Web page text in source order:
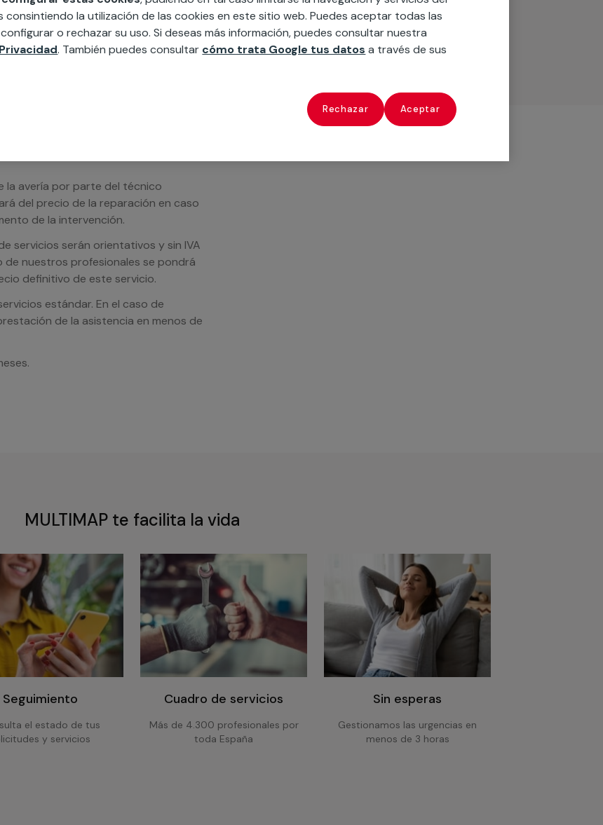
incluyendo todo lo que necesites:
etc. Cuéntanos que necesitas
la avería por parte del técnico
del precio de la reparación en caso
de la intervención.
servicios serán orientativos y sin IVA
nuestros profesionales se pondrá
definitivo de este servicio.
estándar. En el caso de
de la asistencia en menos de
MULTIMAP te facilita la vida
Seguimiento
el estado de tus
y servicios
Cuadro de servicios
Más de 4.300 profesionales por
toda España
Sin esperas
Gestionamos las urgencias en
menos de 3 horas
consintiendo la utilización de las cookies en este sitio web. Puedes aceptar todas las
o rechazar su uso. Si deseas más información, puedes consultar nuestra
. También puedes consultar cómo trata Google tus datos a través de sus
Rechazar Aceptar